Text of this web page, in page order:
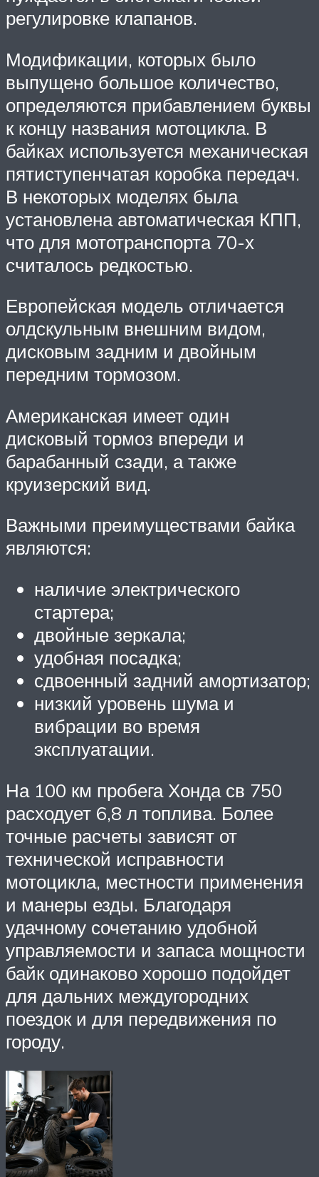
регулировке клапанов.
Модификации, которых было
выпущено большое количество,
определяются прибавлением буквы
к концу названия мотоцикла. В
байках используется механическая
пятиступенчатая коробка передач.
В некоторых моделях была
установлена автоматическая КПП,
что для мототранспорта 70-х
считалось редкостью.
Европейская модель отличается
олдскульным внешним видом,
дисковым задним и двойным
передним тормозом.
Американская имеет один
дисковый тормоз впереди и
барабанный сзади, а также
круизерский вид.
Важными преимуществами байка
являются:
наличие электрического
стартера;
двойные зеркала;
удобная посадка;
сдвоенный задний амортизатор;
низкий уровень шума и
вибрации во время
эксплуатации.
На 100 км пробега Хонда св 750
расходует 6,8 л топлива. Более
точные расчеты зависят от
технической исправности
мотоцикла, местности применения
и манеры езды. Благодаря
удачному сочетанию удобной
управляемости и запаса мощности
байк одинаково хорошо подойдет
для дальних междугородних
поездок и для передвижения по
городу.